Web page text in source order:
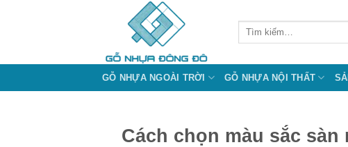
Tìm
GỖ NHỰA NGOÀI TRỜI GỖ NHỰA NỘI THẤT
Cách chọn màu sắc